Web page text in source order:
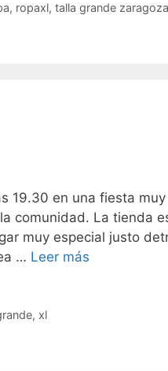
nota
, ropaxl, talla grande zaragoza
19.30 en una fiesta
comunidad. La tienda
muy especial justo
… Leer más
, xl